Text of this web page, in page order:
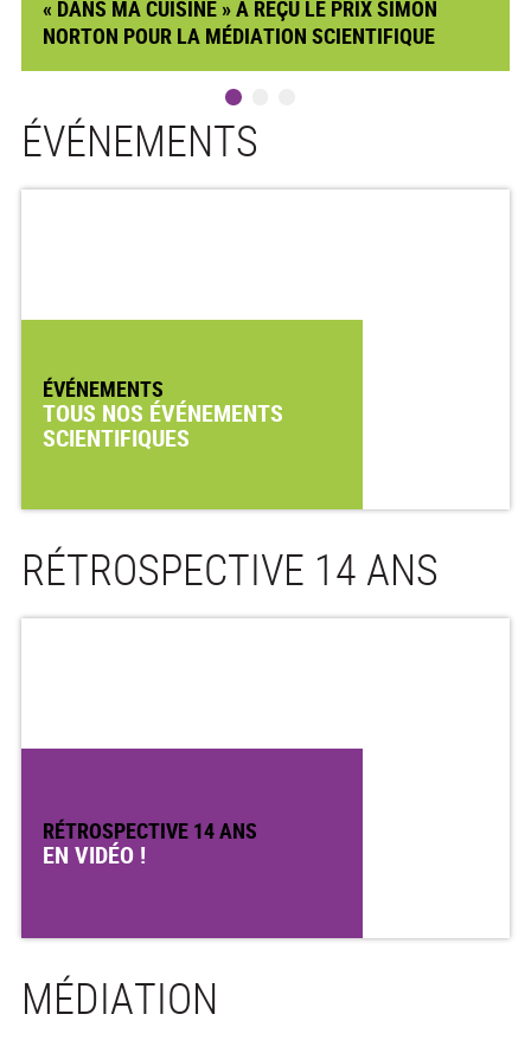
« DANS MA CUISINE » A REÇU LE PRIX SIMON
NORTON POUR LA MÉDIATION SCIENTIFIQUE
ÉVÉNEMENTS
ÉVÉNEMENTS
TOUS NOS ÉVÉNEMENTS
SCIENTIFIQUES
RÉTROSPECTIVE 14 ANS
RÉTROSPECTIVE 14 ANS
EN VIDÉO !
MÉDIATION